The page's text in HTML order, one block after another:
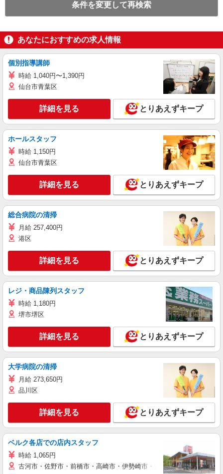
条件を変更して再検索
あなたにおすすめの求人情報
個別指導講師
時給 1,040円〜1,390円
仙台市青葉区
詳細を見る とりあえずキープ
ホールスタッフ
時給 1,150円
仙台市青葉区
詳細を見る とりあえずキープ
総合病院の清掃
月給 257,400円
港区
詳細を見る とりあえずキープ
レジ・商品陳列スタッフ
時給 1,180円
堺市堺区
詳細を見る とりあえずキープ
大学病院の清掃
月給 273,650円
品川区
詳細を見る とりあえずキープ
ベルク各店での店内スタッフ
時給 1,065円
古河市・佐野市・前橋市・高崎市・伊勢崎市・太田市・館林市・藤